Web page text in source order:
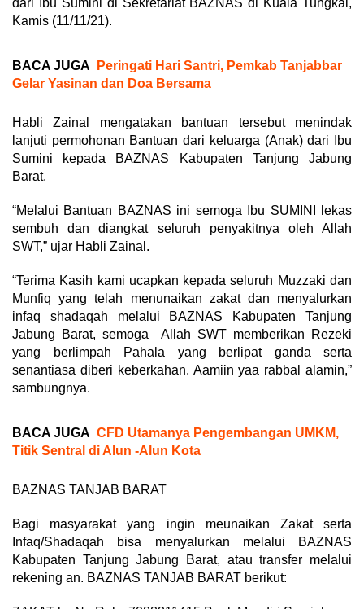
dari Ibu Sumini di Sekretariat BAZNAS di Kuala Tungkal,
Kamis (11/11/21).
BACA JUGA
Peringati Hari Santri, Pemkab Tanjabbar
Gelar Yasinan dan Doa Bersama
Habli Zainal mengatakan bantuan tersebut menindak
lanjuti permohonan Bantuan dari keluarga (Anak) dari Ibu
Sumini kepada BAZNAS Kabupaten Tanjung Jabung
Barat.
“Melalui Bantuan BAZNAS ini semoga Ibu SUMINI lekas
sembuh dan diangkat seluruh penyakitnya oleh Allah
SWT,” ujar Habli Zainal.
“Terima Kasih kami ucapkan kepada seluruh Muzzaki dan
Munfiq yang telah menunaikan zakat dan menyalurkan
infaq shadaqah melalui BAZNAS Kabupaten Tanjung
Jabung Barat, semoga Allah SWT memberikan Rezeki
yang berlimpah Pahala yang berlipat ganda serta
senantiasa diberi keberkahan. Aamiin yaa rabbal alamin,”
sambungnya.
BACA JUGA CFD Utamanya Pengembangan UMKM,
Titik Sentral di Alun -Alun Kota
BAZNAS TANJAB BARAT
Bagi masyarakat yang ingin meunaikan Zakat serta
Infaq/Shadaqah bisa menyalurkan melalui BAZNAS
Kabupaten Tanjung Jabung Barat, atau transfer melalui
rekening an. BAZNAS TANJAB BARAT berikut: